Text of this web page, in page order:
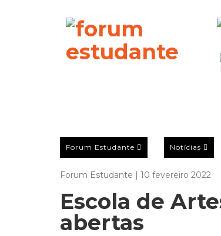
Forum Estudante Notícias
Forum Estudante | 10 fevereiro 2022
Escola de
abertas